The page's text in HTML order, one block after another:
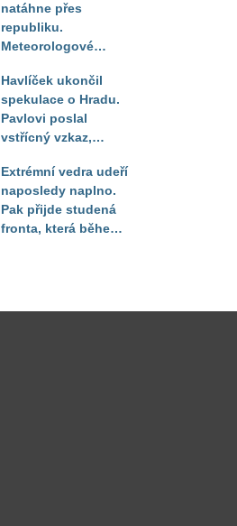
natáhne přes
republiku.
Meteorologové
výstrahou, kde hrozí
kroupy a prudký vítr
Havlíček ukončil
spekulace o Hradu.
Pavlovi poslal
vstřícný vzkaz,
setřel
Extrémní vedra udeří
naposledy naplno.
Pak přijde studená
fronta, která během